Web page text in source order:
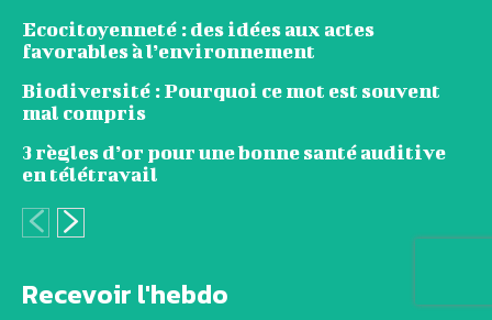
Ecocitoyenneté : des idées aux actes
favorables à l’environnement
Biodiversité : Pourquoi ce mot est souvent
mal compris
3 règles d’or pour une bonne santé auditive
en télétravail
Recevoir l'hebdo